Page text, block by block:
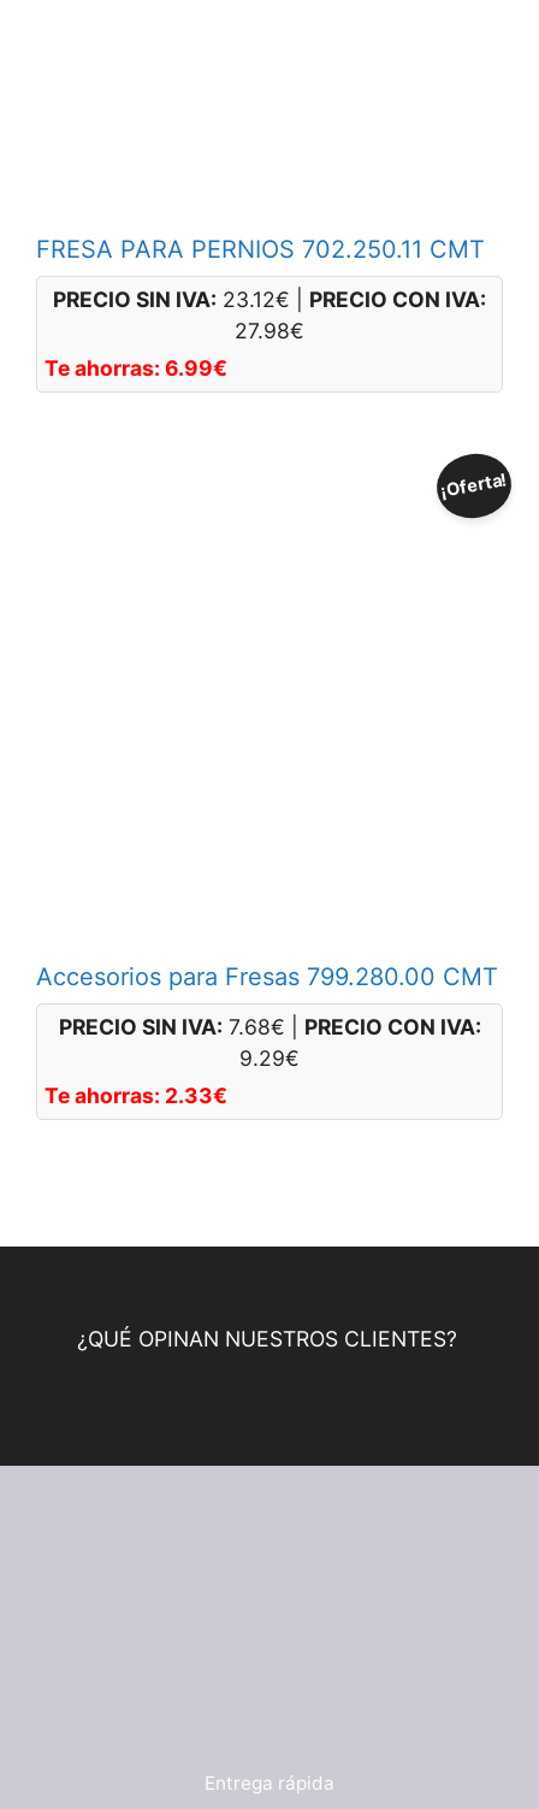
FRESA PARA PERNIOS 702.250.11 CMT
PRECIO SIN IVA: 23.12€
PRECIO CON IVA:
27.98€
Te ahorras: 6.99€
Accesorios para Fresas 799.280.00 CMT
¡Oferta!
PRECIO SIN IVA: 7.68€
PRECIO CON IVA:
9.29€
Te ahorras: 2.33€
¿QUÉ OPINAN NUESTROS CLIENTES?
Entrega rápida